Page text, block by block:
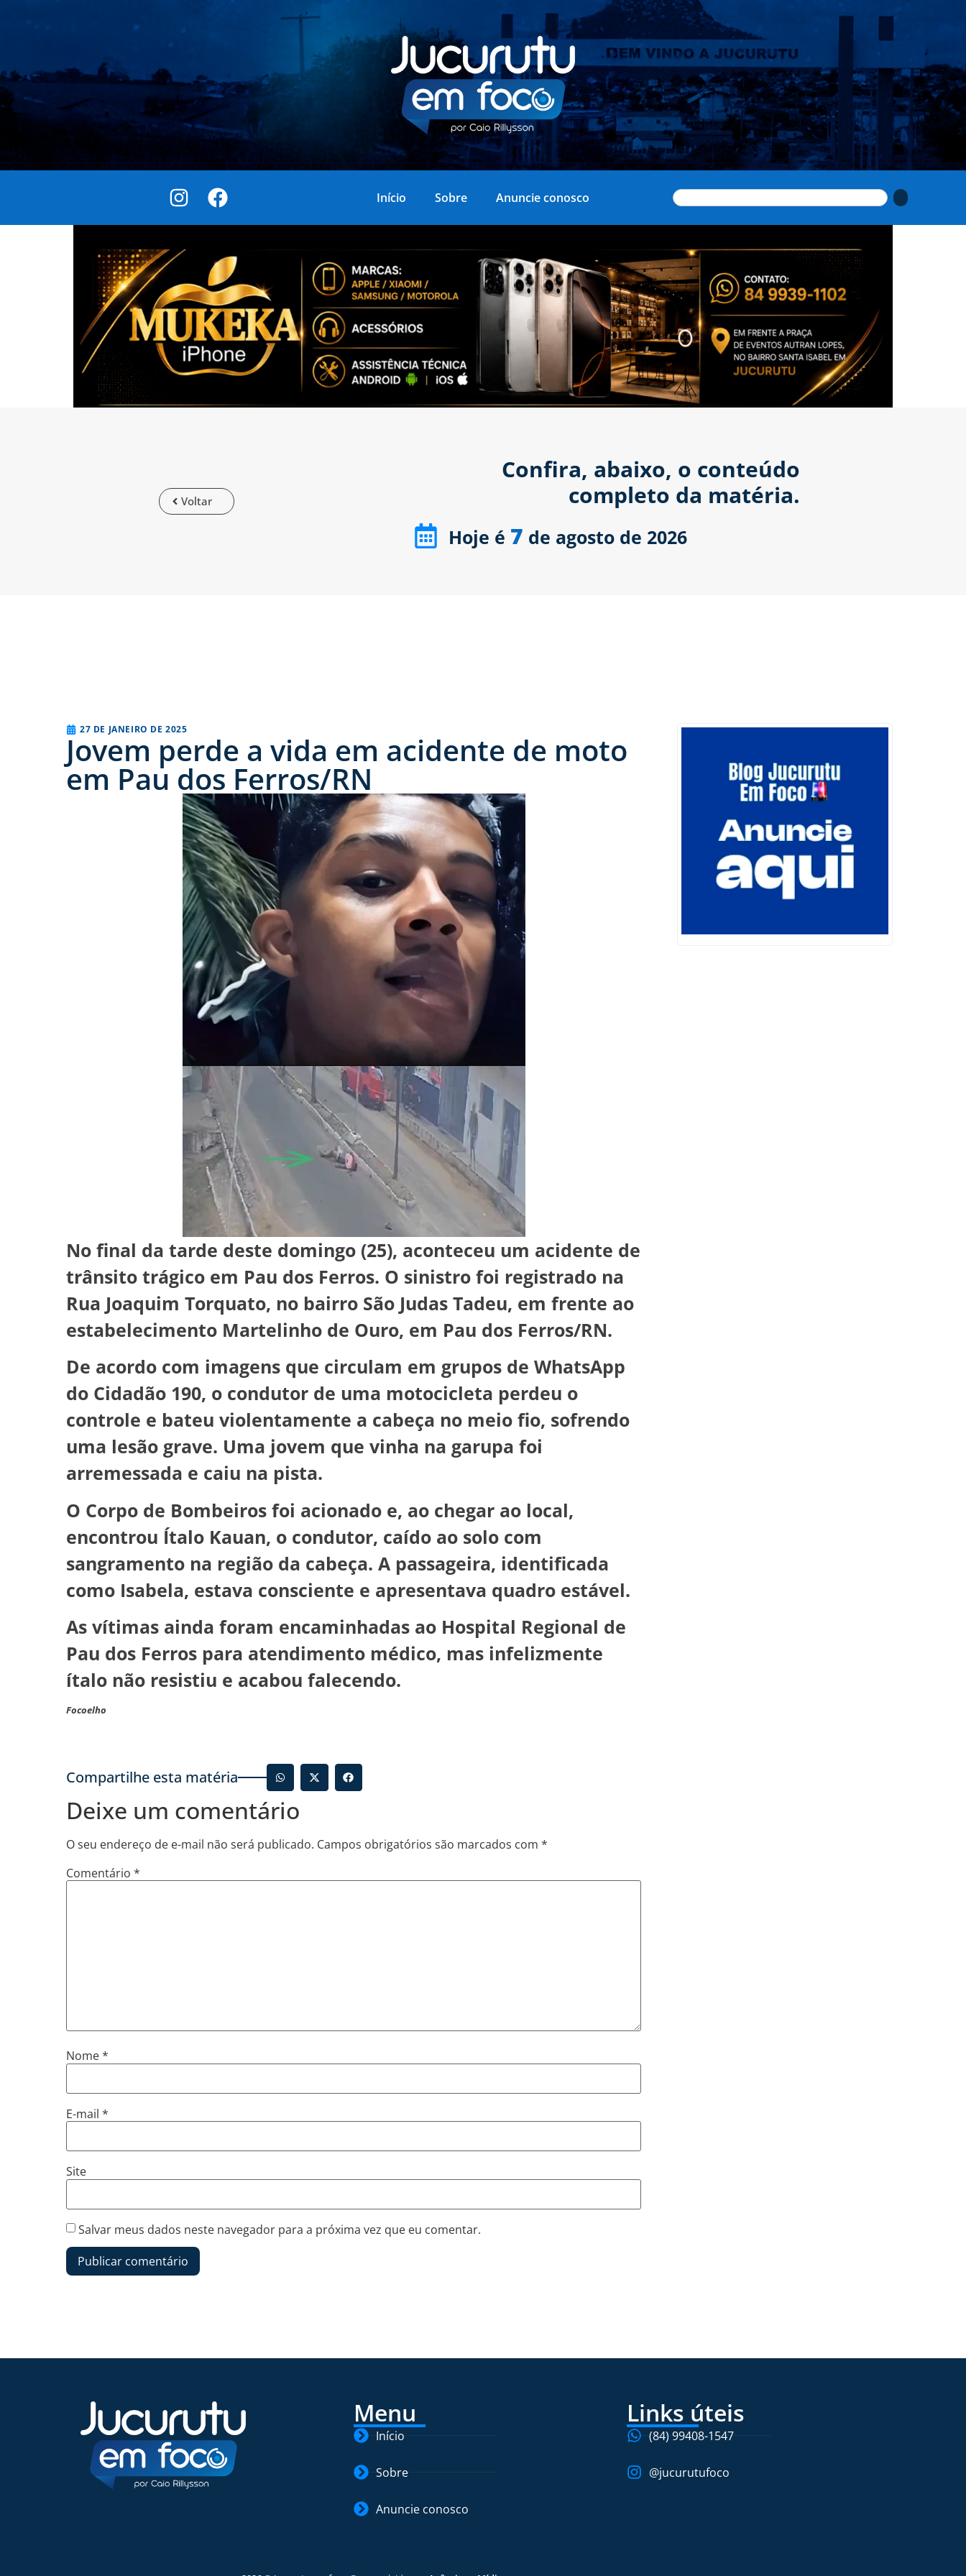
Início Sobre Anuncie conosco
Voltar
Confira, abaixo, o conteúdo
completo da matéria.
Hoje é 7 de agosto de 2026
27 DE JANEIRO DE 2025
Jovem perde a vida em acidente de moto
em Pau dos Ferros/RN
No final da tarde deste domingo (25), aconteceu um acidente de
trânsito trágico em Pau dos Ferros. O sinistro foi registrado na
Rua Joaquim Torquato, no bairro São Judas Tadeu, em frente ao
estabelecimento Martelinho de Ouro, em Pau dos Ferros/RN.
De acordo com imagens que circulam em grupos de WhatsApp
do Cidadão 190, o condutor de uma motocicleta perdeu o
controle e bateu violentamente a cabeça no meio fio, sofrendo
uma lesão grave. Uma jovem que vinha na garupa foi
arremessada e caiu na pista.
O Corpo de Bombeiros foi acionado e, ao chegar ao local,
encontrou Ítalo Kauan, o condutor, caído ao solo com
sangramento na região da cabeça. A passageira, identificada
como Isabela, estava consciente e apresentava quadro estável.
As vítimas ainda foram encaminhadas ao Hospital Regional de
Pau dos Ferros para atendimento médico, mas infelizmente
ítalo não resistiu e acabou falecendo.
Focoelho
Compartilhe esta matéria
Deixe um comentário
O seu endereço de e-mail não será publicado. Campos obrigatórios são marcados com *
Comentário *
Nome*
E-mail *
Site
Salvar meus dados neste navegador para a próxima vez que eu comentar.
Menu
Início
Sobre
Anuncie conosco
Links úteis
(84) 99408-1547
@jucurutufoco